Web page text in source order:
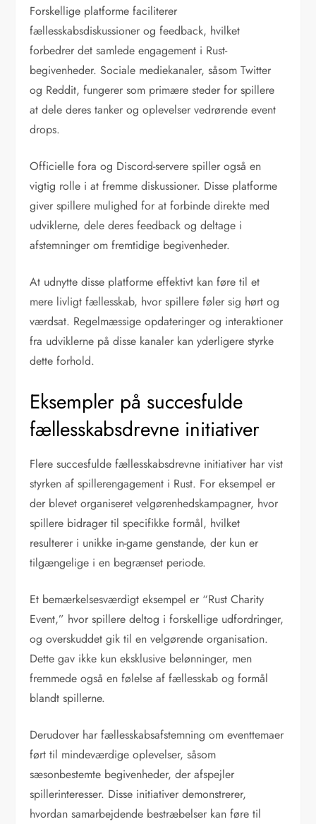
Forskellige platforme faciliterer
fællesskabsdiskussioner og feedback, hvilket
forbedrer det samlede engagement i Rust-
begivenheder. Sociale mediekanaler, såsom Twitter
og Reddit, fungerer som primære steder for spillere
at dele deres tanker og oplevelser vedrørende event
drops.
Officielle fora og Discord-servere spiller også en
vigtig rolle i at fremme diskussioner. Disse platforme
giver spillere mulighed for at forbinde direkte med
udviklerne, dele deres feedback og deltage i
afstemninger om fremtidige begivenheder.
At udnytte disse platforme effektivt kan føre til et
mere livligt fællesskab, hvor spillere føler sig hørt og
værdsat. Regelmæssige opdateringer og interaktioner
fra udviklerne på disse kanaler kan yderligere styrke
dette forhold.
Eksempler på succesfulde
fællesskabsdrevne initiativer
Flere succesfulde fællesskabsdrevne initiativer har vist
styrken af spillerengagement i Rust. For eksempel er
der blevet organiseret velgørenhedskampagner, hvor
spillere bidrager til specifikke formål, hvilket
resulterer i unikke in-game genstande, der kun er
tilgængelige i en begrænset periode.
Et bemærkelsesværdigt eksempel er “Rust Charity
Event,” hvor spillere deltog i forskellige udfordringer,
og overskuddet gik til en velgørende organisation.
Dette gav ikke kun eksklusive belønninger, men
fremmede også en følelse af fællesskab og formål
blandt spillerne.
Derudover har fællesskabsafstemning om eventtemaer
ført til mindeværdige oplevelser, såsom
sæsonbestemte begivenheder, der afspejler
spillerinteresser. Disse initiativer demonstrerer,
hvordan samarbejdende bestræbelser kan føre til